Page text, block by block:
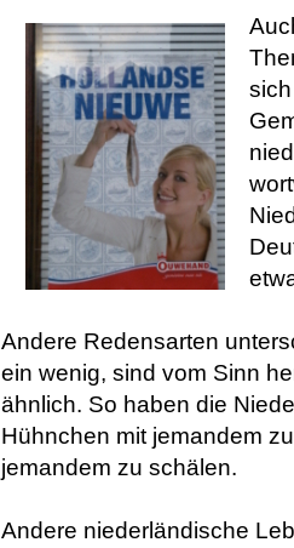
Andere Redensarten
ein wenig, sind vom Sinn
ähnlich. So haben die
Hühnchen mit jemandem
jemandem zu schälen.
Andere niederländische